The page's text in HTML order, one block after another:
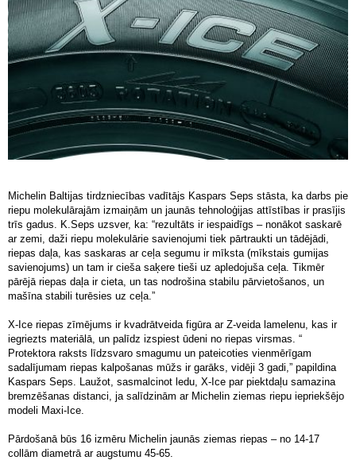
Michelin Baltijas tirdzniecības vadītājs Kaspars Seps stāsta, ka darbs pie
riepu molekulārajām izmaiņām un jaunās tehnoloģijas attīstības ir prasījis
trīs gadus. K.Seps uzsver, ka: “rezultāts ir iespaidīgs – nonākot saskarē
ar zemi, daži riepu molekulārie savienojumi tiek pārtraukti un tādējādi,
riepas daļa, kas saskaras ar ceļa segumu ir mīksta (mīkstais gumijas
savienojums) un tam ir cieša saķere tieši uz apledojuša ceļa. Tikmēr
pārējā riepas daļa ir cieta, un tas nodrošina stabilu pārvietošanos, un
mašīna stabili turēsies uz ceļa.”
X-Ice riepas zīmējums ir kvadrātveida figūra ar Z-veida lamelenu, kas ir
iegriezts materiālā, un palīdz izspiest ūdeni no riepas virsmas. “
Protektora raksts līdzsvaro smagumu un pateicoties vienmērīgam
sadalījumam riepas kalpošanas mūžs ir garāks, vidēji 3 gadi,” papildina
Kaspars Seps. Laužot, sasmalcinot ledu, X-Ice par piektdaļu samazina
bremzēšanas distanci, ja salīdzinām ar Michelin ziemas riepu iepriekšējo
modeli Maxi-Ice.
Pārdošanā būs 16 izmēru Michelin jaunās ziemas riepas – no 14-17
collām diametrā ar augstumu 45-65.